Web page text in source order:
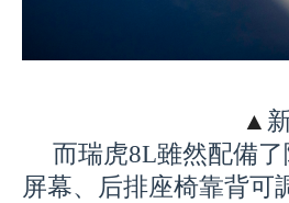
▲
而瑞虎8L雖然配備了
屏幕、后排座椅靠背